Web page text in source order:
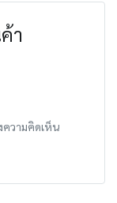
า
ความคิดเห็น